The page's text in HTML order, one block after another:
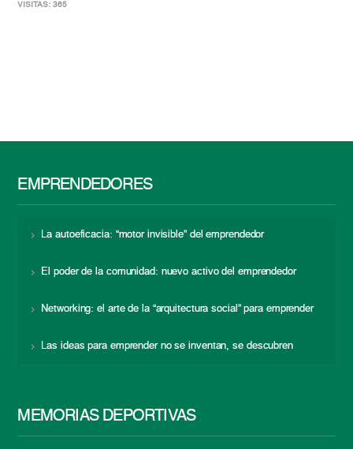
VISITAS: 365
EMPRENDEDORES
La autoeficacia: “motor invisible” del emprendedor
El poder de la comunidad: nuevo activo del emprendedor
Networking: el arte de la “arquitectura social” para emprender
Las ideas para emprender no se inventan, se descubren
MEMORIAS DEPORTIVAS